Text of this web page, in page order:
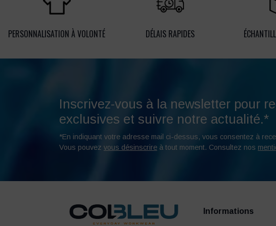
PERSONNALISATION À VOLONTÉ DÉLAIS RAPIDES
Inscrivez-vous à la newsletter pour
exclusives et suivre notre actualité.*
*En indiquant votre adresse mail ci-dessus, vous consentez à
Vous pouvez vous désinscrire à tout moment. Consultez nos
Informations